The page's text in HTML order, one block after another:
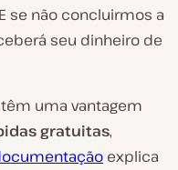
se não concluirmos a
seu dinheiro de
uma vantagem
gratuitas,
explica